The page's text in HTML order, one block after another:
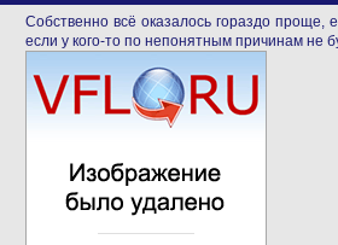
Собственно всё оказалось гораздо
если у кого-то по непонятным причинам не